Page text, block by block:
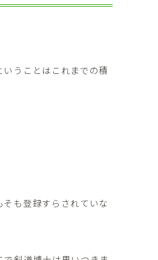
うことはこれまでの積
も登録すらされていな